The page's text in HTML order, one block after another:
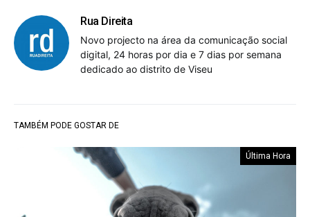
Rua Direita
Novo projecto na área da comunicação social
digital, 24 horas por dia e 7 dias por semana
dedicado ao distrito de Viseu
TAMBÉM PODE GOSTAR DE
Última Hora